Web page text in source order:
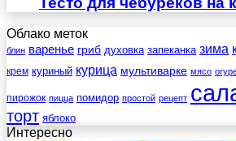
Облако меток
блин варенье гриб духовка запеканка зима
крем куриный курица мультиварке мясо
пирожок пицца помидор простой рецепт
торт яблоко
Интересно